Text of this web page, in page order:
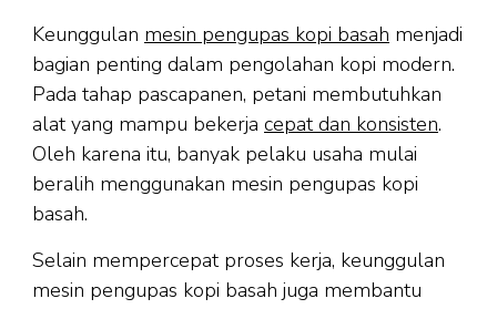
Keunggulan mesin pengupas kopi basah menjadi
bagian penting dalam pengolahan kopi modern.
Pada tahap pascapanen, petani membutuhkan
alat yang mampu bekerja cepat dan konsisten.
Oleh karena itu, banyak pelaku usaha mulai
beralih menggunakan mesin pengupas kopi
basah.
Selain mempercepat proses kerja, keunggulan
mesin pengupas kopi basah juga membantu